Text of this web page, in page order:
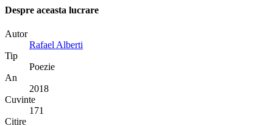
Despre aceasta lucrare
Autor
Rafael Alberti
Tip
Poezie
An
2018
Cuvinte
171
Citire